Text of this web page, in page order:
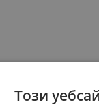
Този